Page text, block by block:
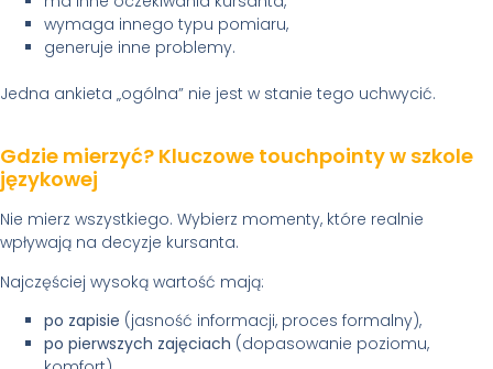
wymaga innego typu pomiaru,
generuje inne problemy.
Jedna ankieta „ogólna” nie jest w stanie tego uchwycić.
Gdzie mierzyć? Kluczowe touchpointy w szkole
językowej
Nie mierz wszystkiego. Wybierz momenty, które realnie
wpływają na decyzje kursanta.
Najczęściej wysoką wartość mają:
po zapisie (jasność informacji, proces formalny),
po pierwszych zajęciach (dopasowanie poziomu,